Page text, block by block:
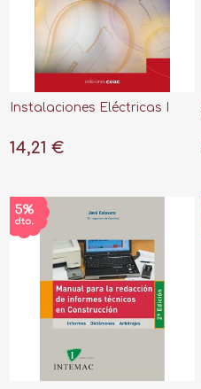
Instalaciones Eléctricas I
14,21 €